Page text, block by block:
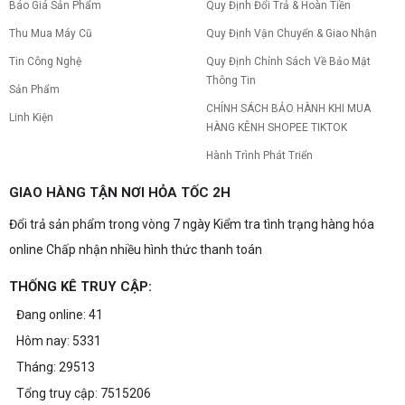
Nâng cấp pc nên nâng gì trước để tối ưu chi phí và
nâng cấp linh kiện PC chi tiết trong bài viết này!
PC gaming nóng quạt kêu to: Nguyên
nhân và Cách khắc phục
Tình trạng PC gaming nóng quạt kêu to khiến
nguyên nhân và cách khắc phục hiệu quả để máy
CPU AMD Ryzen 7 7700X3D full box mới
CPU AMD Ryzen 7 7700X3D chính thức ra mắt
hiệu năng chơi game vượt trội. Khám phá chi tiết
10 Nguyên nhân khiến PC gaming bị tụt
NVIDIA Hoãn Ra Mắt Dòng RTX 50
Báo Giá Sản Phẩm
Thu Mua Máy Cũ
Tin Công Nghệ
Sản Phẩm
Linh Kiện
Quy Định Đổi Trả & Hoàn Tiền
Quy Định Vận Chuyển & Giao Nhận
Quy Định Chính Sách Về Bảo Mật
Thông Tin
CHÍNH SÁCH BẢO HÀNH KHI MUA
HÀNG KÊNH SHOPEE TIKTOK
Hành Trình Phát Triển
GIAO HÀNG TẬN NƠI HỎA TỐC 2H
Đổi trả sản phẩm trong vòng 7 ngày Kiểm tra tình trạng hàng hóa
online Chấp nhận nhiều hình thức thanh toán
THỐNG KÊ TRUY CẬP:
Đang online: 41
Hôm nay: 5331
Tháng: 29513
Tổng truy cập: 7515206